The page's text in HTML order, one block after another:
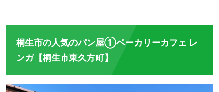
桐生市の人気のパン屋①ベーカリーカフェ レ
ンガ【桐生市東久方町】